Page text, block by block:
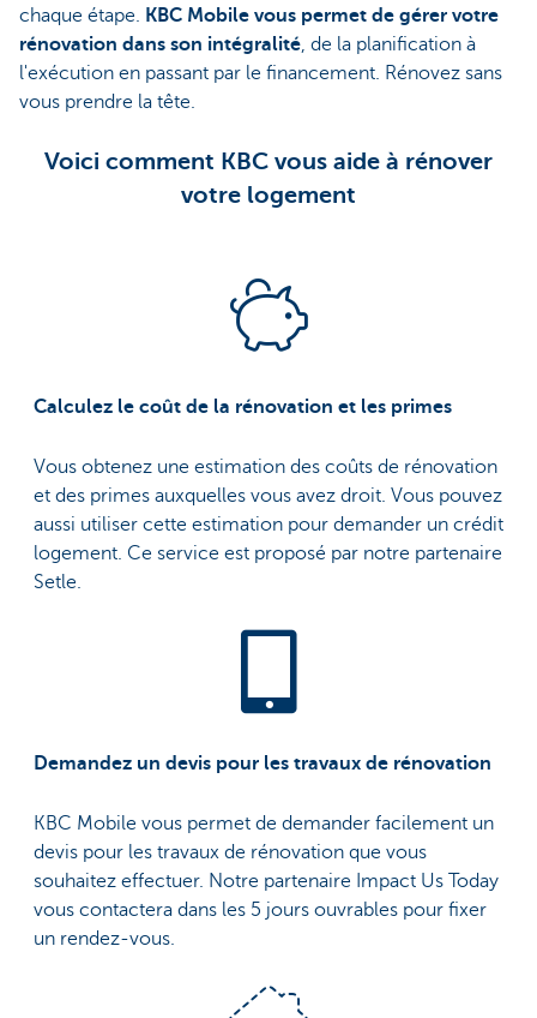
chaque étape.
KBC Mobile vous permet de gérer votre
rénovation dans son intégralité , de la planification à
l'exécution en passant par le financement. Rénovez sans
vous prendre la tête.
Voici comment KBC vous aide à rénover
votre logement
Calculez le coût de la rénovation et les primes
Vous obtenez une estimation des coûts de rénovation
et des primes auxquelles vous avez droit. Vous pouvez
aussi utiliser cette estimation pour demander un crédit
logement. Ce service est proposé par notre partenaire
Setle.
Demandez un devis pour les travaux de rénovation
KBC Mobile vous permet de demander facilement un
devis pour les travaux de rénovation que vous
souhaitez effectuer. Notre partenaire Impact Us Today
vous contactera dans les 5 jours ouvrables pour fixer
un rendez-vous.